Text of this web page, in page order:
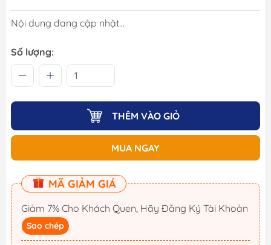
Nội dung đang cập nhật...
Số lượng:
THÊM VÀO GIỎ
MUA NGAY
MÃ GIẢM GIÁ
Giảm 7% Cho Khách Quen, Hãy Đăng Ký Tài Khoản
Sao chép